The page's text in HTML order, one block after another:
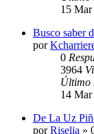
15
Busco saber
por
0
3964
Último
14
De La Uz
porRiselia »